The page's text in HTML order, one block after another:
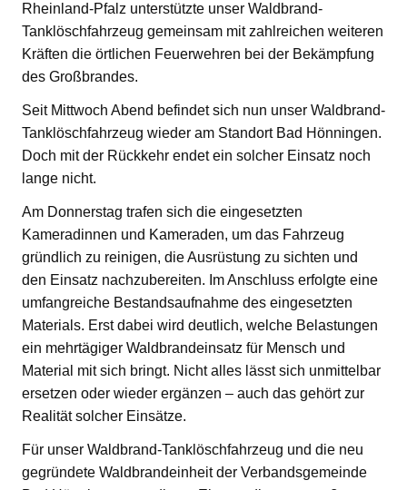
Rheinland-Pfalz unterstützte unser Waldbrand-
Tanklöschfahrzeug gemeinsam mit zahlreichen weiteren
Kräften die örtlichen Feuerwehren bei der Bekämpfung
des Großbrandes.
Seit Mittwoch Abend befindet sich nun unser Waldbrand-
Tanklöschfahrzeug wieder am Standort Bad Hönningen.
Doch mit der Rückkehr endet ein solcher Einsatz noch
lange nicht.
Am Donnerstag trafen sich die eingesetzten
Kameradinnen und Kameraden, um das Fahrzeug
gründlich zu reinigen, die Ausrüstung zu sichten und
den Einsatz nachzubereiten. Im Anschluss erfolgte eine
umfangreiche Bestandsaufnahme des eingesetzten
Materials. Erst dabei wird deutlich, welche Belastungen
ein mehrtägiger Waldbrandeinsatz für Mensch und
Material mit sich bringt. Nicht alles lässt sich unmittelbar
ersetzen oder wieder ergänzen – auch das gehört zur
Realität solcher Einsätze.
Für unser Waldbrand-Tanklöschfahrzeug und die neu
gegründete Waldbrandeinheit der Verbandsgemeinde